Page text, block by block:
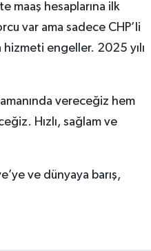
maaş hesaplarına ilk
var ama sadece CHP’li
engeller. 2025 yılı
vereceğiz hem
Hızlı, sağlam ve
ve dünyaya barış,